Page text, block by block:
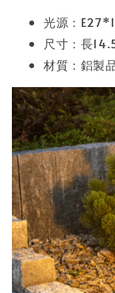
光源：
尺寸：長
材質：鋁製